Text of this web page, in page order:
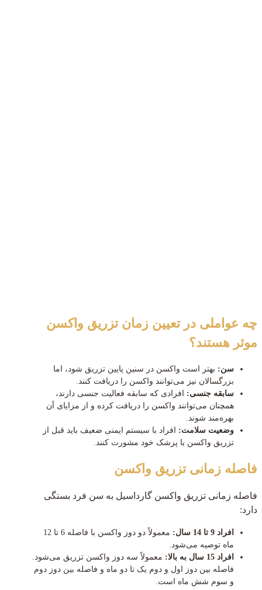
چه عواملی در تعیین زمان تزریق واکسن
موثر هستند؟
سن: بهتر است واکسن در سنین پایین تزریق شود، اما
بزرگسالان نیز می‌توانند واکسن را دریافت کنند.
سابقه جنسی: افرادی که سابقه فعالیت جنسی دارند،
همچنان می‌توانند واکسن را دریافت کرده و از مزایای آن
بهره‌مند شوند.
وضعیت سلامت: افراد با سیستم ایمنی ضعیف باید قبل از
تزریق واکسن با پزشک خود مشورت کنند.
فاصله زمانی تزریق واکسن
فاصله زمانی تزریق واکسن گارداسیل به سن فرد بستگی
دارد:
افراد 9 تا 14 سال:
معمولاً دو دوز واکسن با فاصله 6 تا 12
ماه توصیه می‌شود.
افراد 15 سال به بالا:
معمولاً سه دوز واکسن تزریق می‌شود.
فاصله بین دوز اول و دوم یک تا دو ماه و فاصله بین دوز دوم
و سوم شش ماه است.